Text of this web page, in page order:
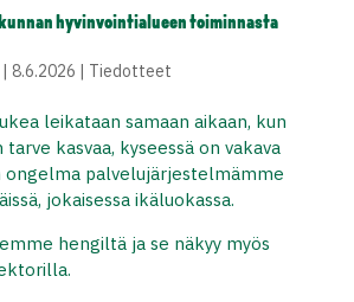
hyvinvointialueen toiminnasta
8.6.2026 Tiedotteet
leikataan samaan aikaan, kun
tarve kasvaa, kyseessä on vakava
palvelujärjestelmämme
jokaisessa ikäluokassa.
hengiltä ja se näkyy myös